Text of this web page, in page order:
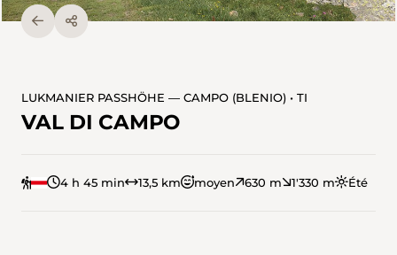
LUKMANIER PASSHÖHE — CAMPO (BLENIO) • TI
VAL DI CAMPO
4 h 45 min 13,5 km moyen 630 m 1'330 m Été